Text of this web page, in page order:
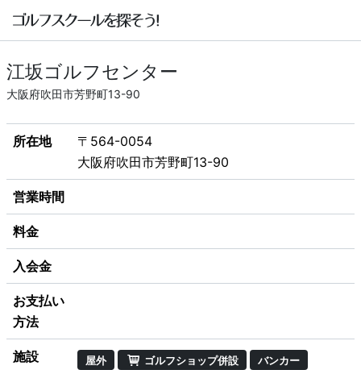
江坂ゴルフセンター
大阪府吹田市芳野町13-90
所在地
〒564-0054
大阪府吹田市芳野町13-90
営業時間
料金
入会金
お支払い
方法
施設 屋外 ゴルフショップ併設 バンカー